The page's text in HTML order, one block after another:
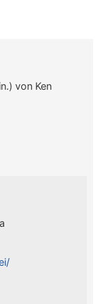
von Ken